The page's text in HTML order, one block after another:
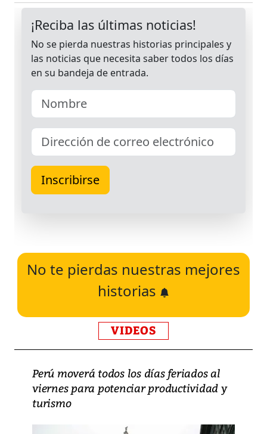
No te pierdas nuestras mejores
historias
VIDEOS
Perú moverá todos los días feriados al
viernes para potenciar productividad y
turismo